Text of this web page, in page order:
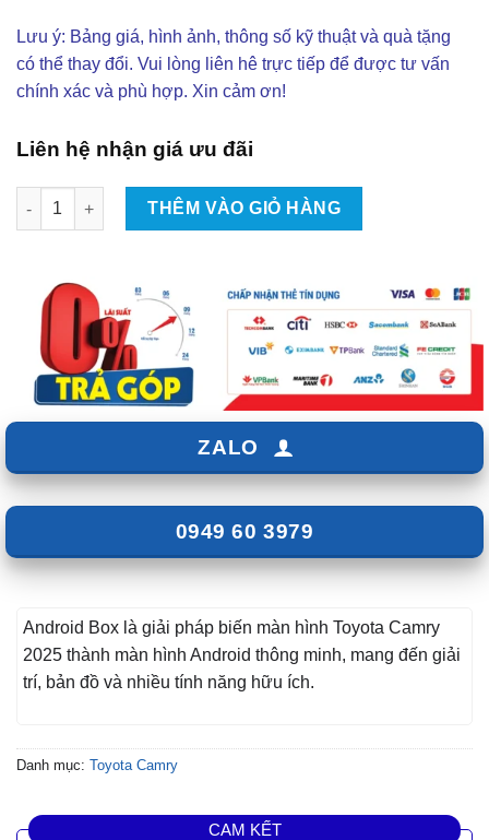
Lưu ý: Bảng giá, hình ảnh, thông số kỹ thuật và quà tặng
có thể thay đổi. Vui lòng liên hê trực tiếp để được tư vấn
chính xác và phù hợp. Xin cảm ơn!
Liên hệ nhận giá ưu đãi
Lắp đặt Android Box cho Toyota Camry 2025 số lượng
THÊM VÀO GIỎ HÀNG
ZALO
0949 60 3979
Android Box là giải pháp biến màn hình Toyota Camry
2025 thành màn hình Android thông minh, mang đến giải
trí, bản đồ và nhiều tính năng hữu ích.
Danh mục: Toyota Camry
CAM KẾT